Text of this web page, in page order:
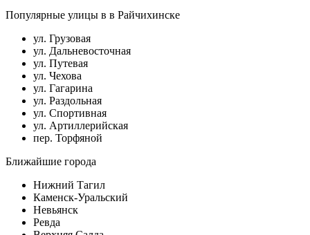
Популярные улицы в в Райчихинске
ул. Грузовая
ул. Дальневосточная
ул. Путевая
ул. Чехова
ул. Гагарина
ул. Раздольная
ул. Спортивная
ул. Артиллерийская
пер. Торфяной
Ближайшие города
Нижний Тагил
Каменск-Уральский
Невьянск
Ревда